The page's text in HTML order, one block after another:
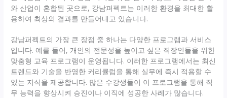
와 산업이 혼합된 곳으로, 강남퍼펙트는 이러한 환경을 최대한 활
용하여 최상의 결과를 만들어내고 있습니다.
강남퍼펙트의 가장 큰 장점 중 하나는 다양한 프로그램과 서비스
입니다. 예를 들어, 개인의 전문성을 높이고 싶은 직장인들을 위한
맞춤형 교육 프로그램이 운영됩니다. 이러한 프로그램에서는 최신
트렌드와 기술을 반영한 커리큘럼을 통해 실무에 즉시 적용할 수
있는 지식을 제공합니다. 많은 수강생들이 이 프로그램을 통해 직
무 능력을 향상시켜 승진이나 이직에 성공한 사례가 많습니다.